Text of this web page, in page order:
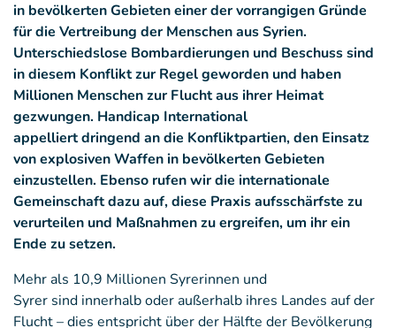
in bevölkerten Gebieten einer der vorrangigen Gründe
für die Vertreibung der Menschen aus Syrien.
Unterschiedslose Bombardierungen und Beschuss sind
in diesem Konflikt zur Regel geworden und haben
Millionen Menschen zur Flucht aus ihrer Heimat
gezwungen. Handicap International
appelliert dringend an die Konfliktpartien, den Einsatz
von explosiven Waffen in bevölkerten Gebieten
einzustellen. Ebenso rufen wir die internationale
Gemeinschaft dazu auf, diese Praxis aufsschärfste zu
verurteilen und Maßnahmen zu ergreifen, um ihr ein
Ende zu setzen.
Mehr als 10,9 Millionen Syrerinnen und
Syrer sind innerhalb oder außerhalb ihres Landes auf der
Flucht – dies entspricht über der Hälfte der Bevölkerung